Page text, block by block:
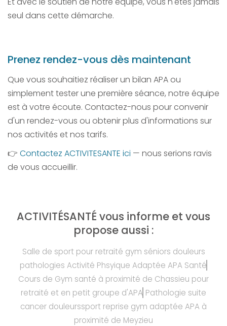
seul dans cette démarche.
Prenez rendez-vous dès maintenant
Que vous souhaitiez réaliser un bilan APA ou
simplement tester une première séance, notre équipe
est à votre écoute. Contactez-nous pour convenir
d'un rendez-vous ou obtenir plus d'informations sur
nos activités et nos tarifs.
👉 Contactez ACTIVITESANTE ici — nous serions ravis
de vous accueillir.
ACTIVITÉSANTÉ vous informe et vous
propose aussi :
Salle de sport pour retraité gym séniors douleurs
pathologies Activité Phsyique Adaptée APA Santé
Cours de Gym santé à proximité de Chassieu pour
retraité et en petit groupe d'APA Pathologie suite
cancer douleurssport reprise gym adaptée APA à
proximité de Meyzieu